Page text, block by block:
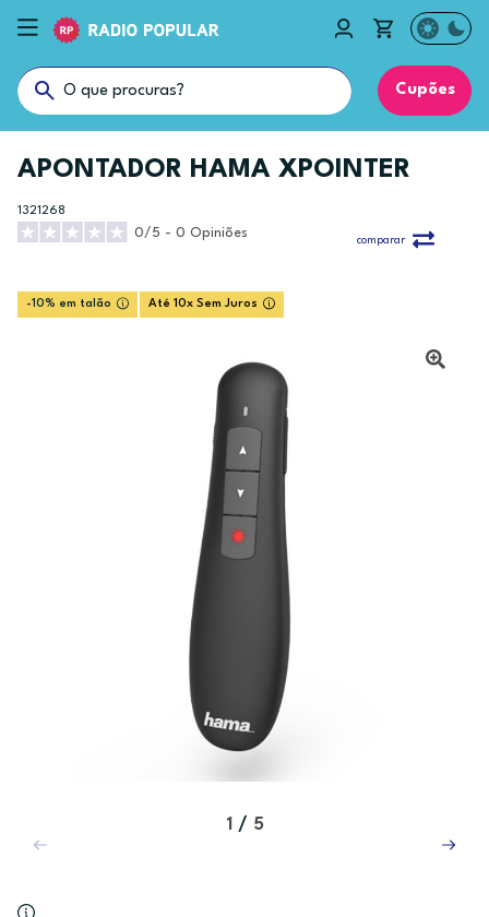
Cupões
APONTADOR HAMA XPOINTER
1321268
0/5 - 0 Opiniões
comparar
-10% em talão Até 10x Sem Juros
1 / 5